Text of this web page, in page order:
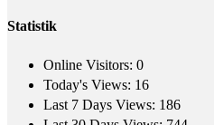
Statistik
Online Visitors: 0
Today's Views: 16
Last 7 Days Views: 186